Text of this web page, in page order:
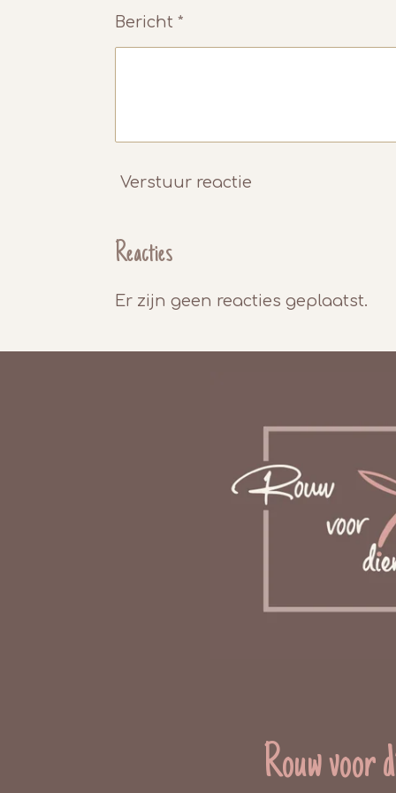
Bericht *
Verstuur reactie
Reacties
Er zijn geen reacties geplaatst.
Rouw voor